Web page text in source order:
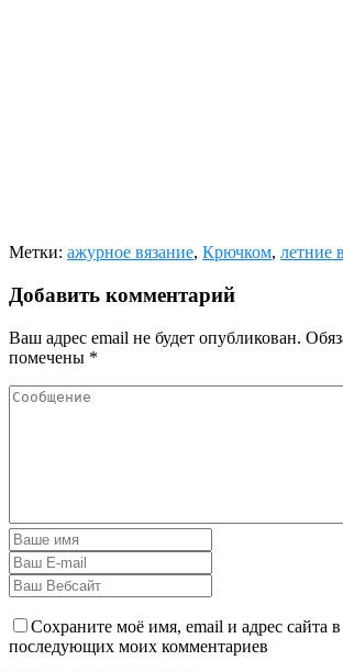
Метки: ажурное вязание, Крючком, летние
Добавить комментарий
Ваш адрес email не будет опубликован.
помечены *
Сохраните моё имя, email и адрес сайта в
последующих моих комментариев